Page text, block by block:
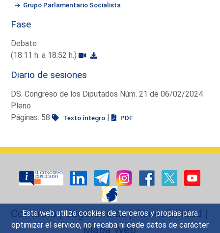
Esta web utiliza cookies de terceros y propias para
optimizar el servicio, no recaba ni cede datos de carácter
Grupo Parlamentario Socialista
Fase
Debate
(18:11 h. a 18:52 h.)
Diario de sesiones
DS. Congreso de los Diputados Núm. 21 de 06/02/2024
Pleno
Páginas: 58
Texto íntegro | PDF
Contacto|Sugerencias|Accesibilidad |
Mapa Web